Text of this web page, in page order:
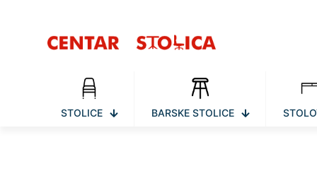
STOLICE BARSKE STOLICE